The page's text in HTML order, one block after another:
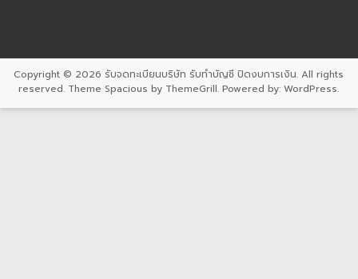
Copyright © 2026 รับจดทะเบียนบริษัท รับทำบัญชี ปิดงบการเงิน. All rights
reserved. ThemeSpacious by ThemeGrill. Powered by:WordPress.